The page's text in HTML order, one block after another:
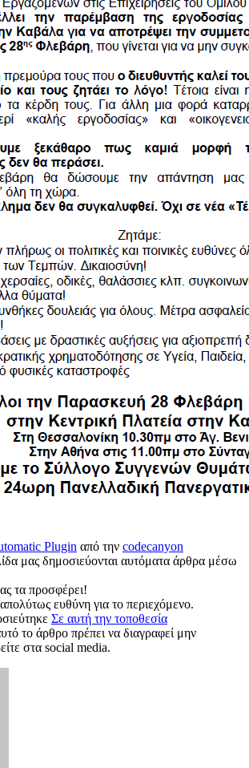
Plugin από την codecanyon
μας δημοσιεύονται αυτόματα άρθρα μέσω
τα προσφέρει!
ευθύνη για το περιεχόμενο.
Σε αυτή την τοποθεσία
το άρθρο πρέπει να διαγραφεί μην
στα social media.